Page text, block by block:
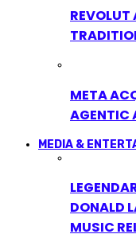
REVOLUT
META
AGENTIC
MEDIA &
DONALD
MUSIC